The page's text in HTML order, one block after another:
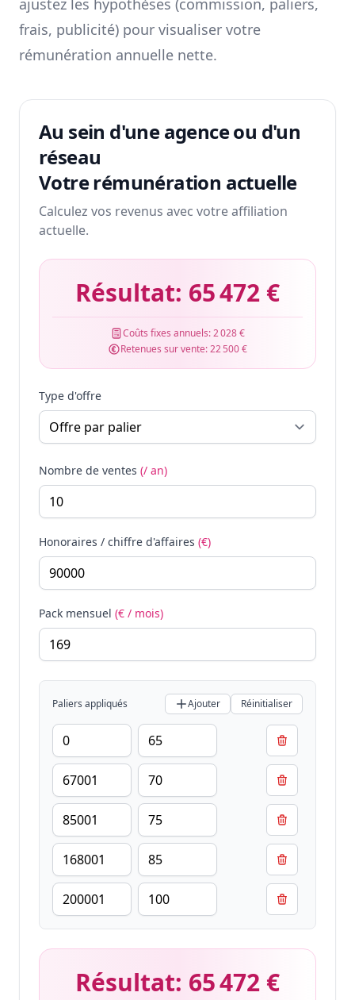
ajustez les hypothèses (commission, paliers,
frais, publicité) pour visualiser votre
rémunération annuelle nette.
Au sein d'une agence ou d'un
réseau
Votre rémunération actuelle
Calculez vos revenus avec votre affiliation
actuelle.
Résultat: 65 472 €
Coûts fixes annuels:2 028 €
Retenues sur vente:22 500 €
Type d'offre
Nombre de ventes (/ an)
Honoraires / chiffre d'affaires (€)
Pack mensuel (€ / mois)
Paliers appliqués Ajouter Réinitialiser
Résultat: 65 472 €